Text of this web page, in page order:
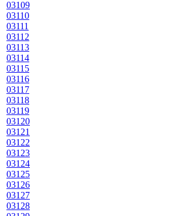
03109
03110
03111
03112
03113
03114
03115
03116
03117
03118
03119
03120
03121
03122
03123
03124
03125
03126
03127
03128